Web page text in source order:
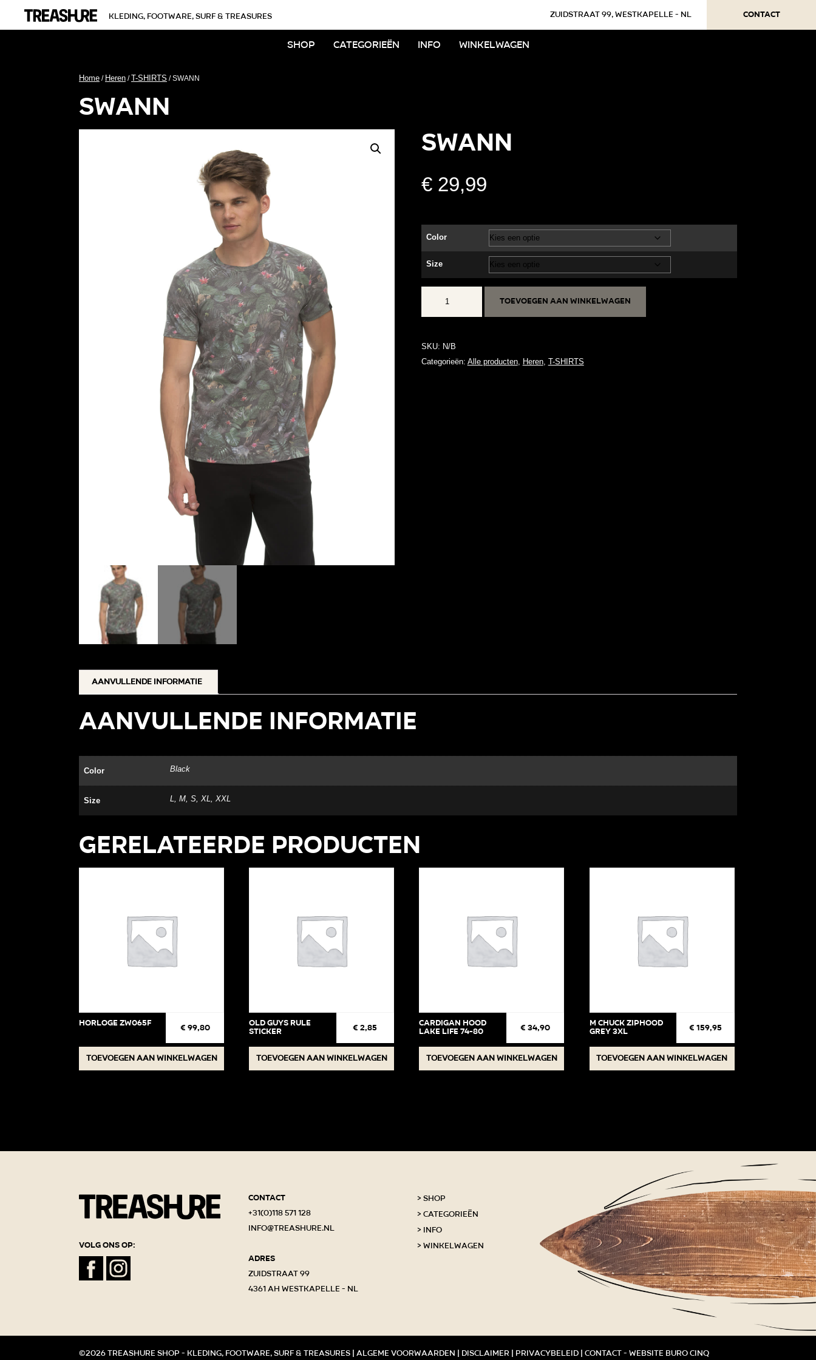
kleding, footware, surf & treasures Zuidstraat 99, Westkapelle - NL Contact
Shop Categorieën Info Winkelwagen
Home / Heren /T-SHIRTS / SWANN
swann
SWANN
€29,99
Color
Size
Toevoegen aan winkelwagen
SKU: N/B
Categorieën: Alle producten, Heren, T-SHIRTS
Aanvullende informatie
Aanvullende informatie
Color Black
Size L, M, S, XL, XXL
Gerelateerde producten
Horloge ZW065F € 99,80
Toevoegen aan winkelwagen
Old Guys Rule
Sticker € 2,85
Toevoegen aan winkelwagen
Cardigan Hood
Lake life 74-80 € 34,90
Toevoegen aan winkelwagen
M Chuck Ziphood
Grey 3XL € 159,95
Toevoegen aan winkelwagen
Volg ons op:
Contact
+31(0)118 571 128
info@treashure.nl
Adres
Zuidstraat 99
4361 AH Westkapelle - NL
Shop
Categorieën
Info
Winkelwagen
©2026 Treashure shop - kleding, footware, surf & treasures | Algeme voorwaarden | Disclaimer | Privacybeleid | Contact- Website Buro Cinq